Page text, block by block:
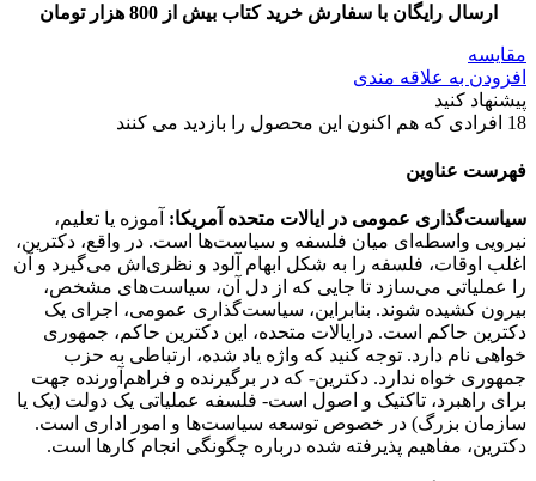
ارسال رایگان با سفارش خرید کتاب بیش از 800 هزار تومان
مقایسه
افزودن به علاقه مندی
پیشنهاد کنید
18 افرادی که هم اکنون این محصول را بازدید می کنند
فهرست عناوین
سیاست‌گذاری عمومی در ایالات متحده آمریکا: آموزه یا تعلیم،
نیرویی واسطه‌ای میان فلسفه و سیاست‌ها است. در واقع، دکترین،
اغلب اوقات، فلسفه را به شکل ابهام آلود و نظری‌اش می‌گیرد و آن
را عملیاتی می‌‌سازد تا جایی که از دل آن، سیاست‌های مشخص،
بیرون کشیده شوند. بنابراین، سیاست‌گذاری عمومی، اجرای یک
دکترین حاکم است. درایالات متحده، این دکترین حاکم، جمهوری
خواهی نام دارد. توجه کنید که واژه یاد شده، ارتباطی به حزب
جمهوری خواه ندارد. دکترین- که در برگیرنده و فراهم‌آورنده جهت
برای راهبرد، تاکتیک و اصول است- فلسفه عملیاتی یک دولت (یک یا
سازمان بزرگ) در خصوص توسعه سیاست‌ها و امور اداری است.
دکترین، مفاهیم پذیرفته شده درباره چگونگی انجام کارها است.